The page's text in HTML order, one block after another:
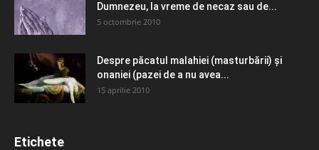
Dumnezeu, la vreme de necaz sau de...
5 octombrie 2010
Despre păcatul malahiei (masturbării) şi
onaniei (pazei de a nu avea...
15 aprilie 2010
Etichete